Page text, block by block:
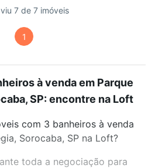
7 de 7 imóveis
1
à venda em Parque
SP: encontre na Loft
com 3 banheiros à venda
Sorocaba, SP na Loft?
toda a negociação para